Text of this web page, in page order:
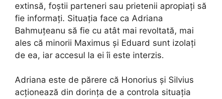
extinsă, foștii parteneri sau prietenii apropiați să
fie informați. Situația face ca Adriana
Bahmuțeanu să fie cu atât mai revoltată, mai
ales că minorii Maximus și Eduard sunt izolați
de ea, iar accesul la ei îi este interzis.
Adriana este de părere că Honorius și Silvius
acționează din dorința de a controla situația